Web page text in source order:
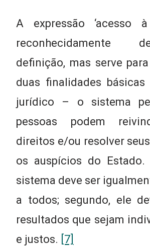
A expressão ‘acesso
reconhecidamente
definição, mas serve
duas finalidades
jurídico – o sistema
pessoas podem
direitos e/ou resolver
os auspícios do Estado.
sistema deve ser
a todos; segundo, ele
resultados que sejam
e justos. [7]